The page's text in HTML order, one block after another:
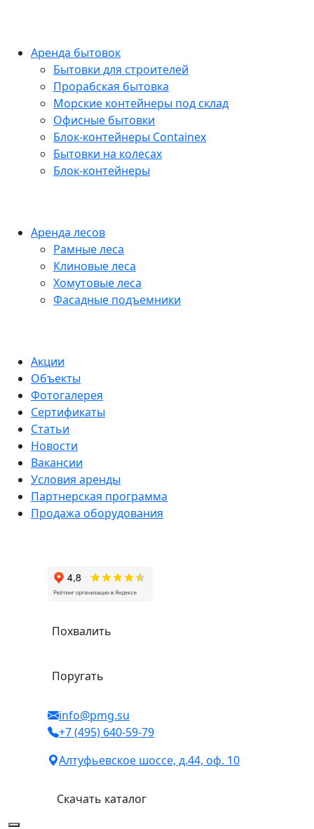
Аренда бытовок
Бытовки для строителей
Прорабская бытовка
Морские контейнеры под склад
Офисные бытовки
Блок-контейнеры Containex
Бытовки на колесах
Блок-контейнеры
Аренда лесов
Рамные леса
Клиновые леса
Хомутовые леса
Фасадные подъемники
Акции
Объекты
Фотогалерея
Сертификаты
Статьи
Новости
Вакансии
Условия аренды
Партнерская программа
Продажа оборудования
Похвалить
Поругать
info@pmg.su
+7 (495) 640-59-79
Алтуфьевское шоссе, д.44, оф. 10
Скачать каталог